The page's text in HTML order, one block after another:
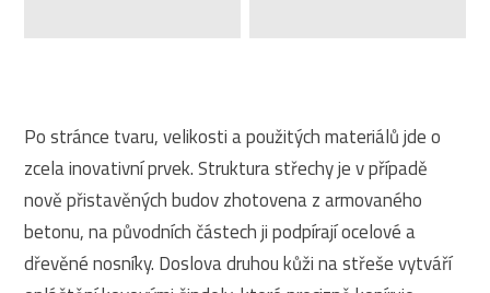
Po stránce tvaru, velikosti a použitých materiálů jde o
zcela inovativní prvek. Struktura střechy je v případě
nově přistavěných budov zhotovena z armovaného
betonu, na původních částech ji podpírají ocelové a
dřevěné nosníky. Doslova druhou kůži na střeše vytváří